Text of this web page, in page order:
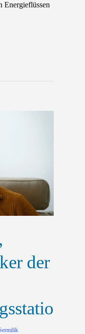
Energieflüssen
der